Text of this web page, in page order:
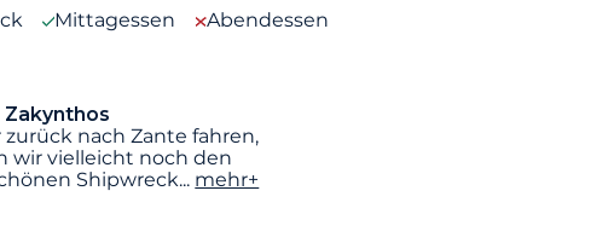
Mittagessen Abendessen
Zakynthos
zurück nach Zante fahren,
wir vielleicht noch den
Shipwreck... mehr+